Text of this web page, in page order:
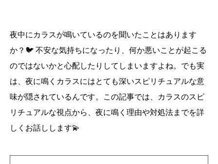
夜中にカラスが鳴いているのを聞いたことはあります
か？🐦 不安な気持ちになったり、何か悪いことが起こる
のではないかと心配したりしてしまいますよね。でも実
は、夜に鳴くカラスにはとても深いスピリチュアルな意
味が隠されているんです。この記事では、カラスのスピ
リチュアルな視点から、夜に鳴く理由や対処法までを詳
しくお話しします💫